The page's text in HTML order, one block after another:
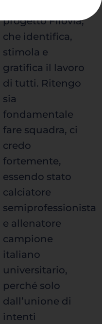
progetto Filovia,
che identifica,
stimola e
gratifica il lavoro
di tutti. Ritengo
sia
fondamentale
fare squadra, ci
credo
fortemente,
essendo stato
calciatore
semiprofessionista
e allenatore
campione
italiano
universitario,
perché solo
dall’unione di
intenti